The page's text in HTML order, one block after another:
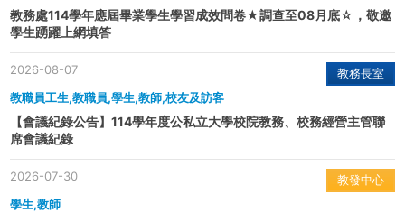
教務處114學年應屆畢業學生學習成效問卷★調查至08月底☆，敬邀
學生踴躍上網填答
教務長室
教職員工生,教職員,學生,教師,校友及訪客
2026-08-07
【會議紀錄公告】114學年度公私立大學校院教務、校務經營主管聯
席會議紀錄
教發中心
學生,教師
2026-07-30